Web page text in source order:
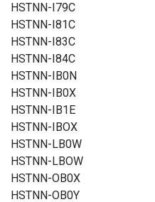
HSTNN-I79C
HSTNN-I81C
HSTNN-I83C
HSTNN-I84C
HSTNN-IB0N
HSTNN-IB0X
HSTNN-IB1E
HSTNN-IBOX
HSTNN-LB0W
HSTNN-LBOW
HSTNN-OB0X
HSTNN-OB0Y